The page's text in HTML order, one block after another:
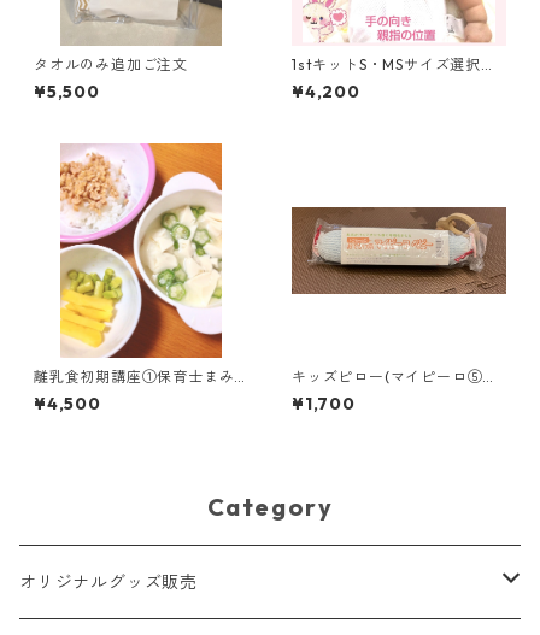
タオルのみ追加ご注文
¥5,500
1stキットS・MSサイズ選択可
能！ まるまる育児用（おひ
なまき布＆腹巻カバー＆ベビ
¥4,200
離乳食初期講座①保育士まみ
先生講座 からだとお口に
あわせて 90分のリアルレ
¥4,500
キッズピロー(マイピーロ⑤
旧おでかけ用マイピーロ ベビ
ー＋（プラス）) 6ヶ月以降は2
¥1,700
Category
オリジナルグッズ販売